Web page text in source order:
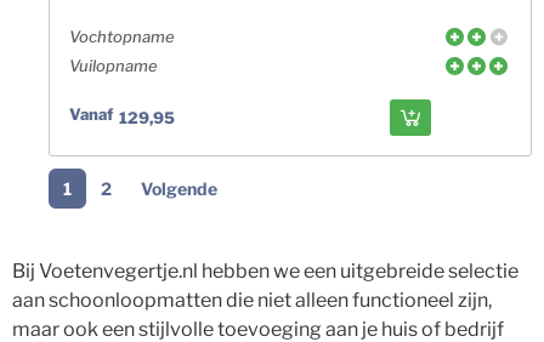
Vochtopname
Vuilopname
Vanaf 129,95
1 2 Volgende
Bij Voetenvegertje.nl hebben we een uitgebreide selectie
aan schoonloopmatten die niet alleen functioneel zijn,
maar ook een stijlvolle toevoeging aan je huis of bedrijf